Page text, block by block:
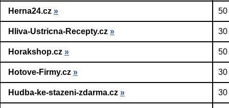
Herna24.cz » 50
Hliva-Ustricna-Recepty.cz » 30
Horakshop.cz » 50
Hotove-Firmy.cz » 30
Hudba-ke-stazeni-zdarma.cz » 30